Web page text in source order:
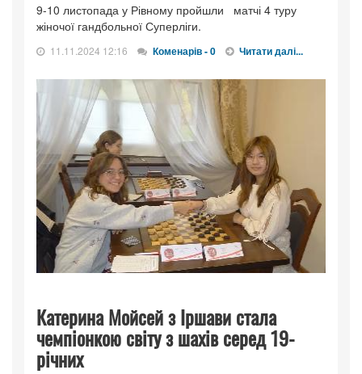
9-10 листопада у Рівному пройшли матчі 4 туру
жіночої гандбольної Суперліги.
11.11.2024 12:16 Коменарів - 0 Читати далі...
Катерина Мойсей з Іршави стала
чемпіонкою світу з шахів серед 19-
річних